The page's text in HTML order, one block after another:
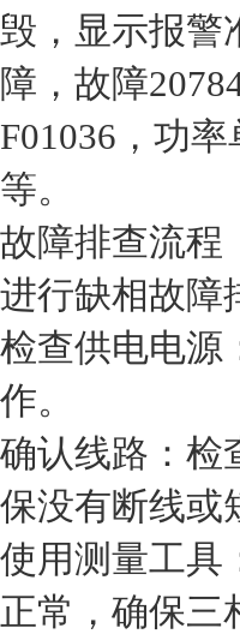
毁，显示报警
障，故障
F01036，功
等。
故障排查流程
进行缺相故障
检查供电电源
作。
确认线路：检
保没有断线或
使用测量工具
正常，确保三